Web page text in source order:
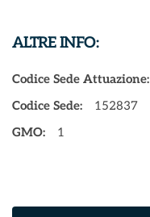
ALTRE INFO:
Codice Sede Attuazione:
Codice Sede:
152837
GMO:
1